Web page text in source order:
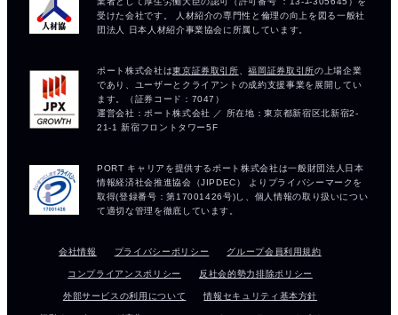
会社情報 プライバシーポリシー グループ会員利用規約
コンプライアンスポリシー 反社会的勢力排除ポリシー
外部サービスの利用について 情報セキュリティ基本方針